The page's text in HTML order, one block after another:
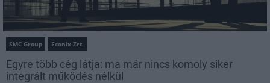
SMC Group Econix Zrt.
Egyre több cég látja: ma már nincs komoly siker
integrált működés nélkül